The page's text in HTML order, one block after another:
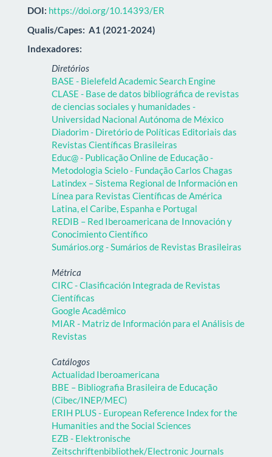
DOI: https://doi.org/10.14393/ER
Qualis/Capes: A1 (2021-2024)
Indexadores:
Diretórios
BASE - Bielefeld Academic Search Engine
CLASE - Base de datos bibliográfica de revistas
de ciencias sociales y humanidades -
Universidad Nacional Autónoma de México
Diadorim - Diretório de Políticas Editoriais das
Revistas Científicas Brasileiras
Educ@ - Publicação Online de Educação -
Metodologia Scielo - Fundação Carlos Chagas
Latindex – Sistema Regional de Información en
Línea para Revistas Científicas de América
Latina, el Caribe, Espanha e Portugal
REDIB – Red Iberoamericana de Innovación y
Conocimiento Científico
Sumários.org - Sumários de Revistas Brasileiras
Métrica
CIRC - Clasificación Integrada de Revistas
Científicas
Google Acadêmico
MIAR - Matriz de Información para el Análisis de
Revistas
Catálogos
Actualidad Iberoamericana
BBE – Bibliografia Brasileira de Educação
(Cibec/INEP/MEC)
ERIH PLUS - European Reference Index for the
Humanities and the Social Sciences
EZB - Elektronische
Zeitschriftenbibliothek/Electronic Journals